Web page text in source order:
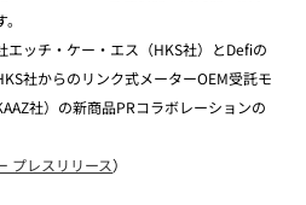
エッチ・ケー・エス（HKS社）とDefiの
社からのリンク式メーターOEM受託モ
社）の新商品PRコラボレーションの
プレスリリース）